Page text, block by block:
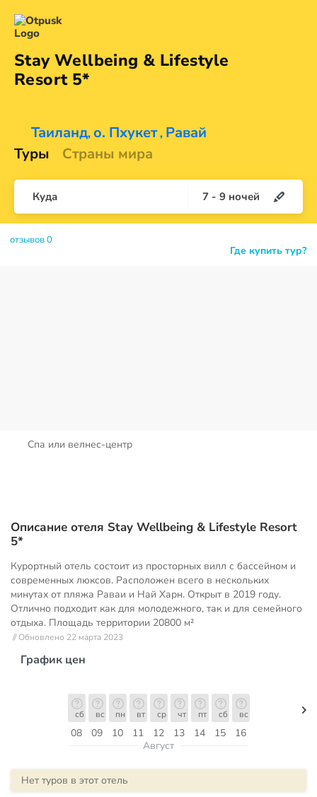
Stay Wellbeing & Lifestyle
Resort 5*
Таиланд, о. Пхукет, Равай
Туры
Страны мира
Куда 7 - 9 ночей
Где купить тур?
отзывов 0
Спа или велнес-центр
Описание отеля Stay Wellbeing & Lifestyle Resort
5*
Курортный отель состоит из просторных вилл с бассейном и
современных люксов. Расположен всего в нескольких
минутах от пляжа Раваи и Най Харн. Открыт в 2019 году.
Отлично подходит как для молодежного, так и для семейного
отдыха. Площадь территории 20800 м²
// Обновлено 22 марта 2023
График цен
08
сб
09
вс
10
пн
11
вт
12
ср
13
чт
14
пт
15
сб
16
вс
Август
Нет туров в этот отель